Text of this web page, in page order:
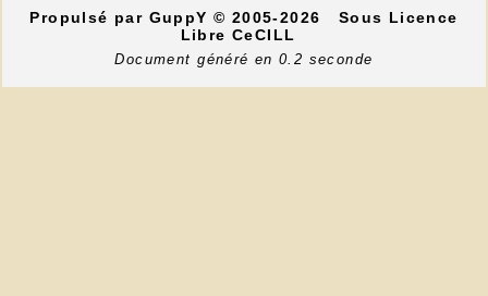
Propulsé par GuppY© 2005-2026
Sous Licence
Libre CeCILL
Document généré en 0.2 seconde